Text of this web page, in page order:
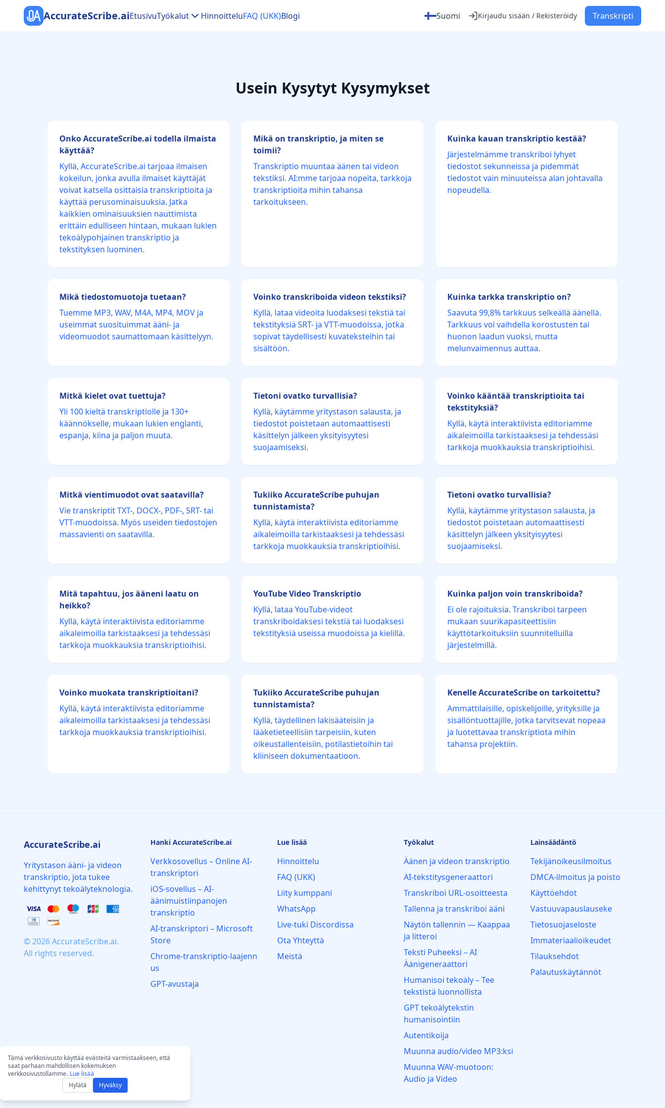
AccurateScribe.aiEtusivuTyökalut HinnoitteluFAQ (UKK)Blogi Suomi Kirjaudu sisään / Rekisteröidy Transkripti
Usein Kysytyt Kysymykset
Onko AccurateScribe.ai todella ilmaista
käyttää?
Kyllä, AccurateScribe.ai tarjoaa ilmaisen
kokeilun, jonka avulla ilmaiset käyttäjät
voivat katsella osittaisia transkriptioita ja
käyttää perusominaisuuksia. Jatka
kaikkien ominaisuuksien nauttimista
erittäin edulliseen hintaan, mukaan lukien
tekoälypohjainen transkriptio ja
tekstityksen luominen.
Mikä on transkriptio, ja miten se
toimii?
Transkriptio muuntaa äänen tai videon
tekstiksi. AI:mme tarjoaa nopeita, tarkkoja
transkriptioita mihin tahansa
tarkoitukseen.
Kuinka kauan transkriptio kestää?
Järjestelmämme transkriboi lyhyet
tiedostot sekunneissa ja pidemmät
tiedostot vain minuuteissa alan johtavalla
nopeudella.
Mikä tiedostomuotoja tuetaan?
Tuemme MP3, WAV, M4A, MP4, MOV ja
useimmat suosituimmat ääni- ja
videomuodot saumattomaan käsittelyyn.
Voinko transkriboida videon tekstiksi?
Kyllä, lataa videoita luodaksesi tekstiä tai
tekstityksiä SRT- ja VTT-muodoissa, jotka
sopivat täydellisesti kuvateksteihin tai
sisältöön.
Kuinka tarkka transkriptio on?
Saavuta 99,8% tarkkuus selkeällä äänellä.
Tarkkuus voi vaihdella korostusten tai
huonon laadun vuoksi, mutta
melunvaimennus auttaa.
Mitkä kielet ovat tuettuja?
Yli 100 kieltä transkriptiolle ja 130+
käännökselle, mukaan lukien englanti,
espanja, kiina ja paljon muuta.
Tietoni ovatko turvallisia?
Kyllä, käytämme yritystason salausta, ja
tiedostot poistetaan automaattisesti
käsittelyn jälkeen yksityisyytesi
suojaamiseksi.
Voinko kääntää transkriptioita tai
tekstityksiä?
Kyllä, käytä interaktiivista editoriamme
aikaleimoilla tarkistaaksesi ja tehdessäsi
tarkkoja muokkauksia transkriptioihisi.
Mitkä vientimuodot ovat saatavilla?
Vie transkriptit TXT-, DOCX-, PDF-, SRT- tai
VTT-muodoissa. Myös useiden tiedostojen
massavienti on saatavilla.
Tukiiko AccurateScribe puhujan
tunnistamista?
Kyllä, käytä interaktiivista editoriamme
aikaleimoilla tarkistaaksesi ja tehdessäsi
tarkkoja muokkauksia transkriptioihisi.
Tietoni ovatko turvallisia?
Kyllä, käytämme yritystason salausta, ja
tiedostot poistetaan automaattisesti
käsittelyn jälkeen yksityisyytesi
suojaamiseksi.
Mitä tapahtuu, jos ääneni laatu on
heikko?
Kyllä, käytä interaktiivista editoriamme
aikaleimoilla tarkistaaksesi ja tehdessäsi
tarkkoja muokkauksia transkriptioihisi.
YouTube Video Transkriptio
Kyllä, lataa YouTube-videot
transkriboidaksesi tekstiä tai luodaksesi
tekstityksiä useissa muodoissa ja kielillä.
Kuinka paljon voin transkriboida?
Ei ole rajoituksia. Transkriboi tarpeen
mukaan suurikapasiteettisiin
käyttötarkoituksiin suunnitelluilla
järjestelmillä.
Voinko muokata transkriptioitani?
Kyllä, käytä interaktiivista editoriamme
aikaleimoilla tarkistaaksesi ja tehdessäsi
tarkkoja muokkauksia transkriptioihisi.
Tukiiko AccurateScribe puhujan
tunnistamista?
Kyllä, täydellinen lakisääteisiin ja
lääketieteellisiin tarpeisiin, kuten
oikeustallenteisiin, potilastietoihin tai
kliiniseen dokumentaatioon.
Kenelle AccurateScribe on tarkoitettu?
Ammattilaisille, opiskelijoille, yrityksille ja
sisällöntuottajille, jotka tarvitsevat nopeaa
ja luotettavaa transkriptiota mihin
tahansa projektiin.
AccurateScribe.ai
Yritystason ääni- ja videon
transkriptio, jota tukee
kehittynyt tekoälyteknologia.
© 2026 AccurateScribe.ai.
All rights reserved.
Hanki AccurateScribe.ai
Verkkosovellus – Online AI-
transkriptori
iOS-sovellus – AI-
äänimuistiinpanojen
transkriptio
AI‑transkriptori – Microsoft
Store
Chrome‑transkriptio‑laajenn
us
GPT-avustaja
Lue lisää
Hinnoittelu
FAQ (UKK)
Liity kumppani
WhatsApp
Live‑tuki Discordissa
Ota Yhteyttä
Meistä
Työkalut
Äänen ja videon transkriptio
AI-tekstitysgeneraattori
Transkriboi URL-osoitteesta
Tallenna ja transkriboi ääni
Näytön tallennin — Kaappaa
ja litteroi
Teksti Puheeksi – AI
Äänigeneraattori
Humanisoi tekoäly – Tee
tekstistä luonnollista
GPT tekoälytekstin
humanisointiin
Autentikoija
Muunna audio/video MP3:ksi
Muunna WAV-muotoon:
Audio ja Video
Lainsäädäntö
Tekijänoikeusilmoitus
DMCA-ilmoitus ja poisto
Käyttöehdot
Vastuuvapauslauseke
Tietosuojaseloste
Immateriaalioikeudet
Tilauksehdot
Palautuskäytännöt
Tämä verkkosivusto käyttää evästeitä varmistaakseen, että
saat parhaan mahdollisen kokemuksen
verkkosivustollamme. Lue lisää
Hylätä
Hyväksy